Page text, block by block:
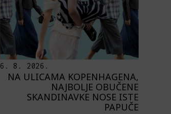
6. 8. 2026.
NA ULICAMA KOPENHAGENA,
NAJBOLJE OBUČENE
SKANDINAVKE NOSE ISTE
PAPUČE